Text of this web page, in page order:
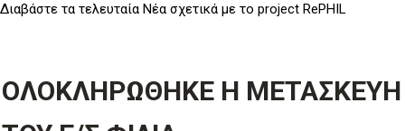
Διαβάστε τα τελευταία Νέα σχετικά με το project RePHIL
ΟΛΟΚΛΗΡΩΘΗΚΕ Η ΜΕΤΑΣΚΕΥΗ